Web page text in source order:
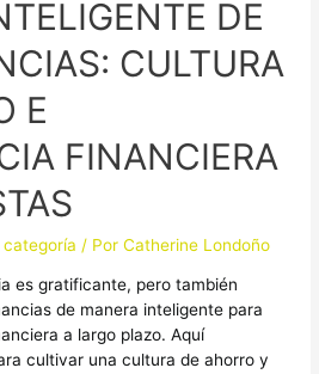
DE
CULTURA
E
FINANCIERA
categoría / PorCatherine Londoño
es gratificante, pero también
de manera inteligente para
a largo plazo. Aquí
cultivar una cultura de ahorro y